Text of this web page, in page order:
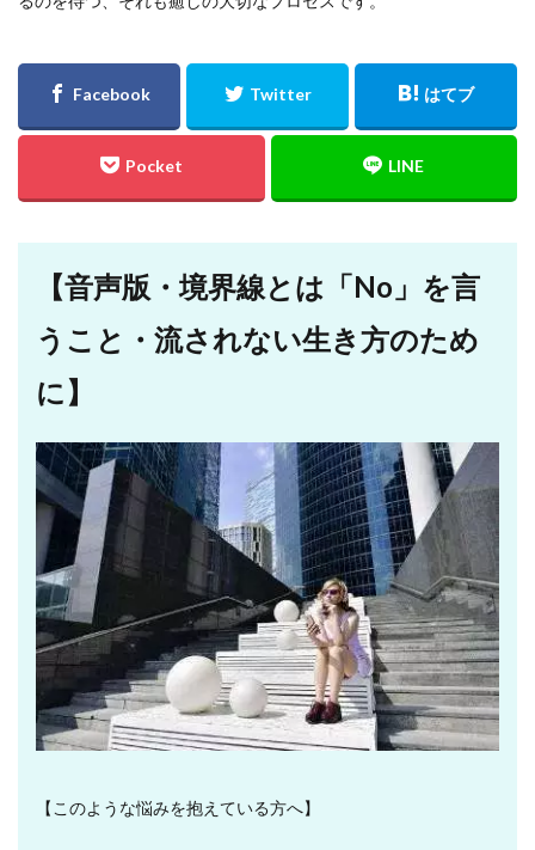
【音声版・境界線とは「No」を言
うこと・流されない生き方のため
に】
【このような悩みを抱えている方へ】